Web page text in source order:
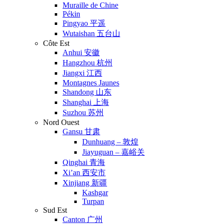
Muraille de Chine
Pékin
Pingyao 平遥
Wutaishan 五台山
Côte Est
Anhui 安徽
Hangzhou 杭州
Jiangxi 江西
Montagnes Jaunes
Shandong 山东
Shanghai 上海
Suzhou 苏州
Nord Ouest
Gansu 甘肃
Dunhuang – 敦煌
Jiayuguan – 嘉峪关
Qinghai 青海
Xi’an 西安市
Xinjiang 新疆
Kashgar
Turpan
Sud Est
Canton 广州